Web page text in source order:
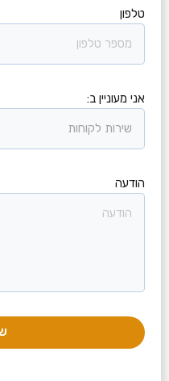
טלפון
אני מעוניין ב:
הודעה